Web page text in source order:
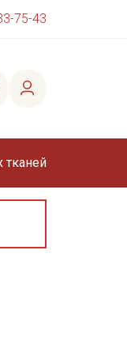
75-43
тканей